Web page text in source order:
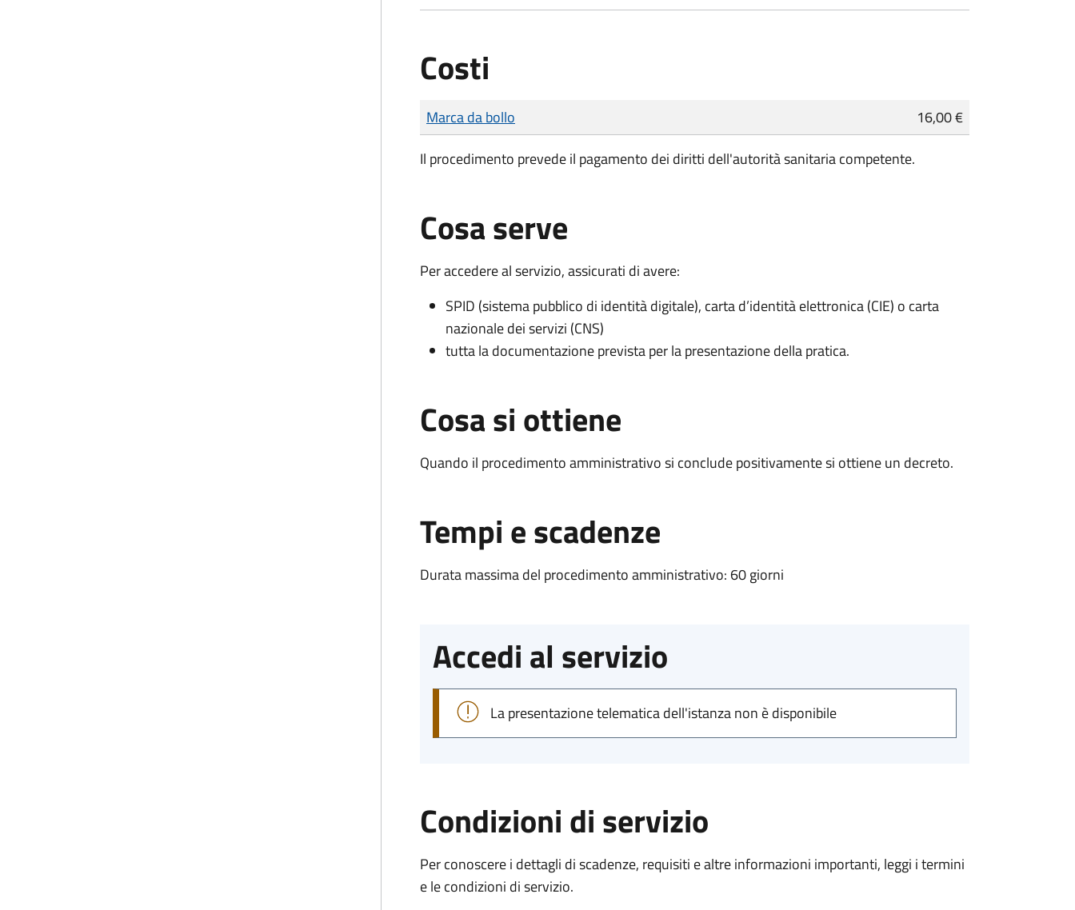
Costi
Tipo di pagamento
Importo
Marca da bollo
16,00 €
Il procedimento prevede il pagamento dei diritti dell'autorità sanitaria competente.
Cosa serve
Per accedere al servizio, assicurati di avere:
SPID (sistema pubblico di identità digitale), carta d’identità elettronica (CIE) o carta
nazionale dei servizi (CNS)
tutta la documentazione prevista per la presentazione della pratica.
Cosa si ottiene
Quando il procedimento amministrativo si conclude positivamente si ottiene un decreto.
Tempi e scadenze
Durata massima del procedimento amministrativo: 60 giorni
Accedi al servizio
La presentazione telematica dell'istanza non è disponibile
Condizioni di servizio
Per conoscere i dettagli di scadenze, requisiti e altre informazioni importanti, leggi i termini
e le condizioni di servizio.